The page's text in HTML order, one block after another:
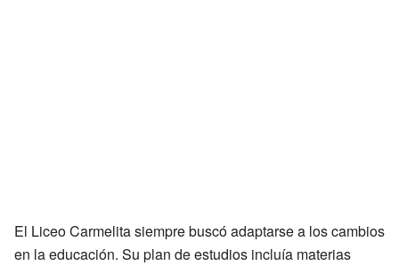
El Liceo Carmelita siempre buscó adaptarse a los cambios
en la educación. Su plan de estudios incluía materias